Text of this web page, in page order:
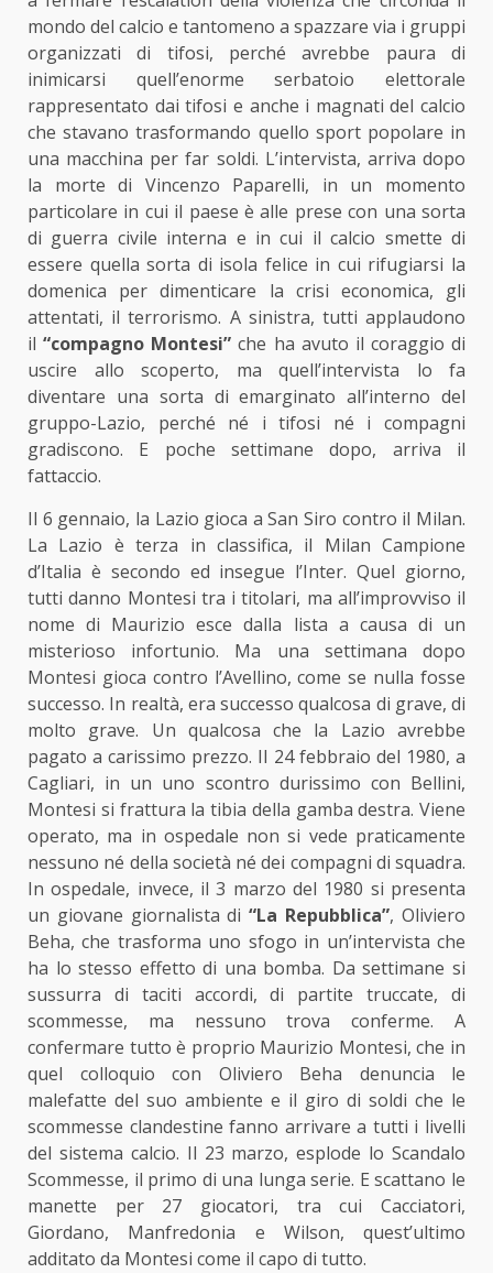
mondo del calcio e tantomeno a spazzare via i gruppi
organizzati di tifosi, perché avrebbe paura di
inimicarsi quell’enorme serbatoio elettorale
rappresentato dai tifosi e anche i magnati del calcio
che stavano trasformando quello sport popolare in
una macchina per far soldi. L’intervista, arriva dopo
la morte di Vincenzo Paparelli, in un momento
particolare in cui il paese è alle prese con una sorta
di guerra civile interna e in cui il calcio smette di
essere quella sorta di isola felice in cui rifugiarsi la
domenica per dimenticare la crisi economica, gli
attentati, il terrorismo. A sinistra, tutti applaudono
il“compagno Montesi” che ha avuto il coraggio di
uscire allo scoperto, ma quell’intervista lo fa
diventare una sorta di emarginato all’interno del
gruppo-Lazio, perché né i tifosi né i compagni
gradiscono. E poche settimane dopo, arriva il
fattaccio.
Il 6 gennaio, la Lazio gioca a San Siro contro il Milan.
La Lazio è terza in classifica, il Milan Campione
d’Italia è secondo ed insegue l’Inter. Quel giorno,
tutti danno Montesi tra i titolari, ma all’improvviso il
nome di Maurizio esce dalla lista a causa di un
misterioso infortunio. Ma una settimana dopo
Montesi gioca contro l’Avellino, come se nulla fosse
successo. In realtà, era successo qualcosa di grave, di
molto grave. Un qualcosa che la Lazio avrebbe
pagato a carissimo prezzo. Il 24 febbraio del 1980, a
Cagliari, in un uno scontro durissimo con Bellini,
Montesi si frattura la tibia della gamba destra. Viene
operato, ma in ospedale non si vede praticamente
nessuno né della società né dei compagni di squadra.
In ospedale, invece, il 3 marzo del 1980 si presenta
un giovane giornalista di“La Repubblica”, Oliviero
Beha, che trasforma uno sfogo in un’intervista che
ha lo stesso effetto di una bomba. Da settimane si
sussurra di taciti accordi, di partite truccate, di
scommesse, ma nessuno trova conferme. A
confermare tutto è proprio Maurizio Montesi, che in
quel colloquio con Oliviero Beha denuncia le
malefatte del suo ambiente e il giro di soldi che le
scommesse clandestine fanno arrivare a tutti i livelli
del sistema calcio. Il 23 marzo, esplode lo Scandalo
Scommesse, il primo di una lunga serie. E scattano le
manette per 27 giocatori, tra cui Cacciatori,
Giordano, Manfredonia e Wilson, quest’ultimo
additato da Montesi come il capo di tutto.